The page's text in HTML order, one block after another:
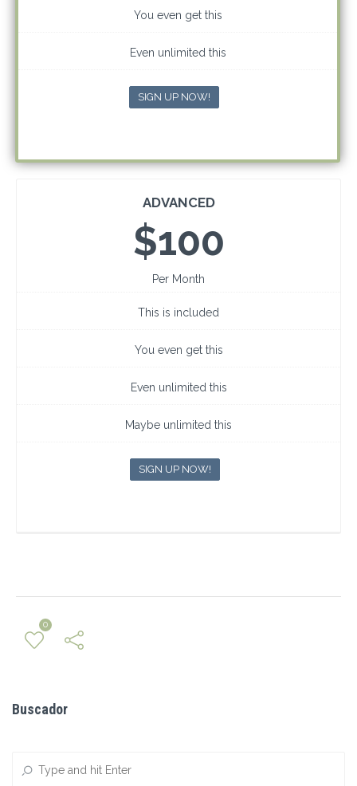
You even get this
Even unlimited this
SIGN UP NOW!
ADVANCED
$100
Per Month
This is included
You even get this
Even unlimited this
Maybe unlimited this
SIGN UP NOW!
0
Buscador